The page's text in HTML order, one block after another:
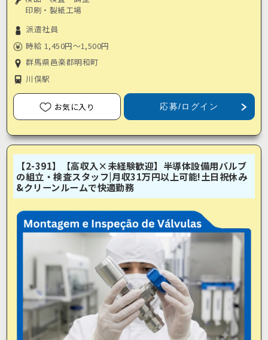
印刷・製紙工場
派遣社員
時給 1,450円～1,500円
群馬県邑楽郡明和町
川俣駅
お気に入り 応募/ログイン
【2-391】【高収入×未経験歓迎】半導体設備用バルブ
の組立・検査スタッフ|月収31万円以上可能!土日祝休み
&クリーンルームで快適勤務